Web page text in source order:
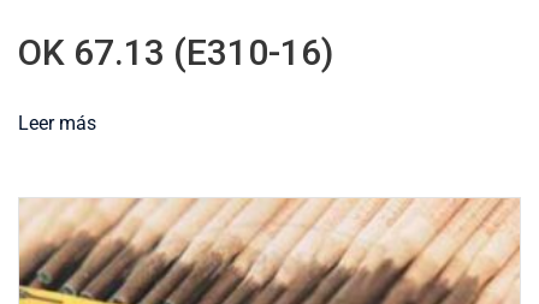
OK 67.13 (E310-16)
Leer más